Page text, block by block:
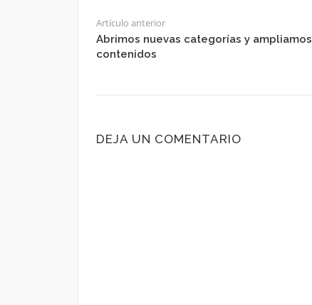
Artículo anterior
Abrimos nuevas categorías y ampliamos
contenidos
DEJA UN COMENTARIO